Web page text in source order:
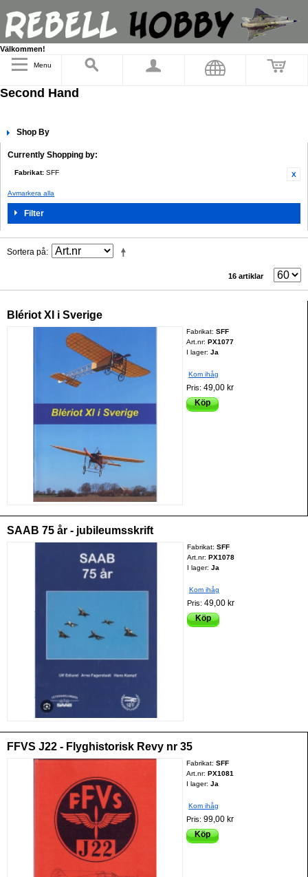
Välkommen!
Menu
Second Hand
Shop By
Currently Shopping by:
Fabrikat: SFF
Avmarkera alla
Filter
Sortera på
16 artiklar
Blériot XI i Sverige
Fabrikat:SFF
Art.nr:PX1077
I lager: Ja
Kom ihåg
Pris:49,00 kr
Köp
SAAB 75 år - jubileumsskrift
Fabrikat: SFF
Art.nr: PX1078
I lager: Ja
Kom ihåg
Pris: 49,00 kr
Köp
FFVS J22 - Flyghistorisk Revy nr 35
Fabrikat:SFF
Art.nr:PX1081
I lager: Ja
Kom ihåg
Pris:99,00 kr
Köp